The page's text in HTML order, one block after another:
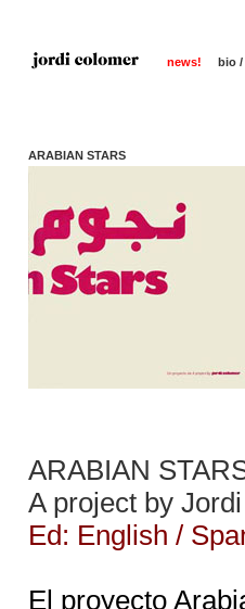
news! bio /
ARABIAN STARS
ARABIAN
A project by
Ed: English /
El proyecto